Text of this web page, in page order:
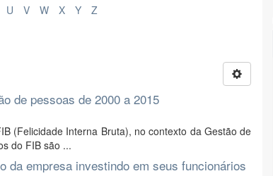
U V W X Y Z
de pessoas de 2000 a 2015
(Felicidade Interna Bruta), no contexto da Gestão de
do FIB são ...
da empresa investindo em seus funcionários